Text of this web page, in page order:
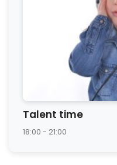
Talent time
18:00 - 21:00